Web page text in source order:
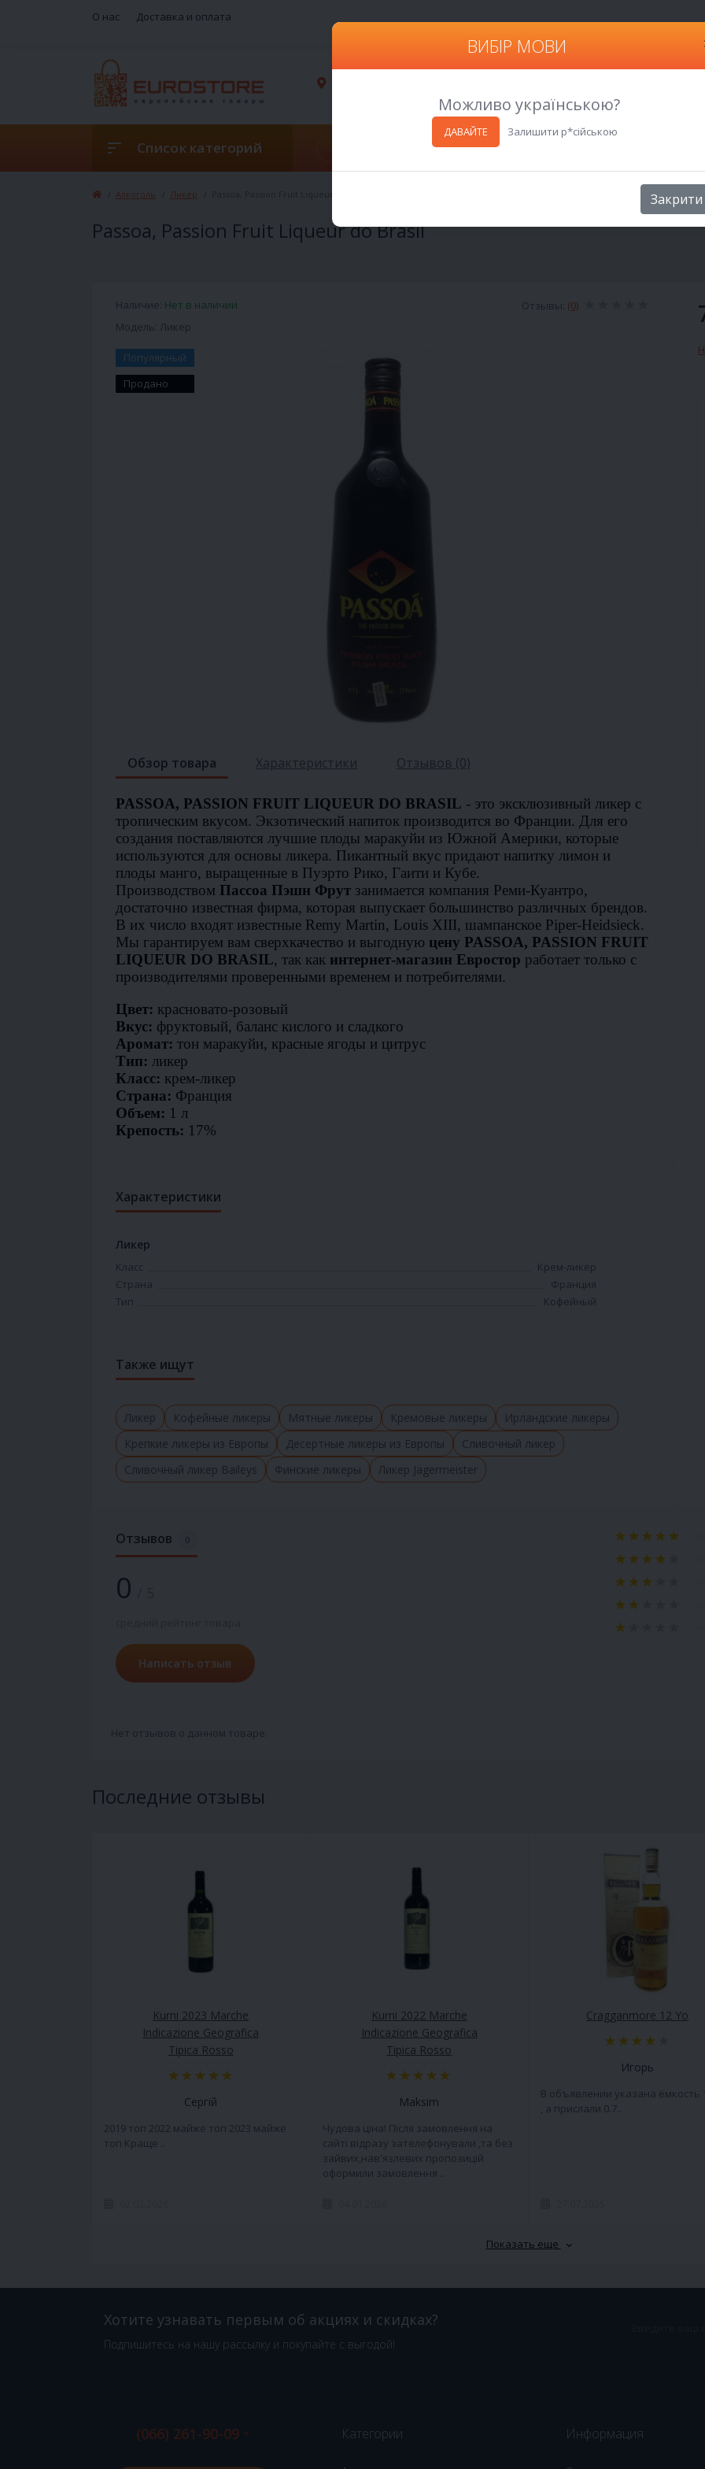
О нас Доставка и оплата
Список категорий
Алкоголь Ликер
Passoa, Passion Fruit Liqueur do Brasil
ВИБІР МОВИ
Можливо українською?
ДАВАЙТЕ Залишити р*сійською
Закрити
Наличие: Нет в наличии
Модель: Ликер
Отзывы: (0)
Популярный
Продано
Обзор товара Характеристики Отзывов (0)
PASSOA, PASSION FRUIT LIQUEUR DO BRASIL - это эксклюзивный ликер с
тропическим вкусом. Экзотический напиток производится во Франции. Для его
создания поставляются лучшие плоды маракуйи из Южной Америки, которые
используются для основы ликера. Пикантный вкус придают напитку лимон и
плоды манго, выращенные в Пуэрто Рико, Гаити и Кубе.
Производством Пассоа Пэшн Фрут занимается компания Реми-Куантро,
достаточно известная фирма, которая выпускает большинство различных брендов.
В их число входят известные Remy Martin, Louis XIII, шампанское Piper-Heidsieck.
Мы гарантируем вам сверхкачество и выгодную цену PASSOA, PASSION FRUIT
LIQUEUR DO BRASIL, так как интернет-магазин Евростор работает только с
производителями проверенными временем и потребителями.
Цвет: красновато-розовый
Вкус: фруктовый, баланс кислого и сладкого
Аромат: тон маракуйи, красные ягоды и цитрус
Тип: ликер
Класс: крем-ликер
Страна: Франция
Объем: 1 л
Крепость: 17%
Характеристики
Ликер
Класс
Крем-ликёр
Страна
Франция
Тип
Кофейный
Также ищут
Ликер Кофейные ликеры Мятные ликеры Кремовые ликеры
Ирландские ликеры
Крепкие ликеры из Европы
Десертные ликеры из Европы
Сливочный ликер
Сливочный ликер Baileys
Финские ликеры Ликер Jagermeister
Отзывов
0
Написать отзыв
Нет отзывов о данном товаре.
Последние отзывы
Kurni 2023 Marche
Indicazione Geografica
Tipica Rosso
Сергій
2019 топ 2022 майже топ 2023 майже
топ Краще ..
Kurni 2022 Marche
Indicazione Geografica
Tipica Rosso
Maksim
Чудова ціна! Після замовлення на
сайті відразу зателефонували ,та без
зайвих,нав'язлевих пропозицій
оформили замовлення ..
Cragganmore 12 Yo
Игорь
В объявлении указана ёмкость
, а прислали 0.7..
Показать еще
Хотите узнавать первым об акциях и скидках?
Подпишитесь на нашу рассылку и покупайте с выгодой!
(066) 261-90-09 Категории Информация